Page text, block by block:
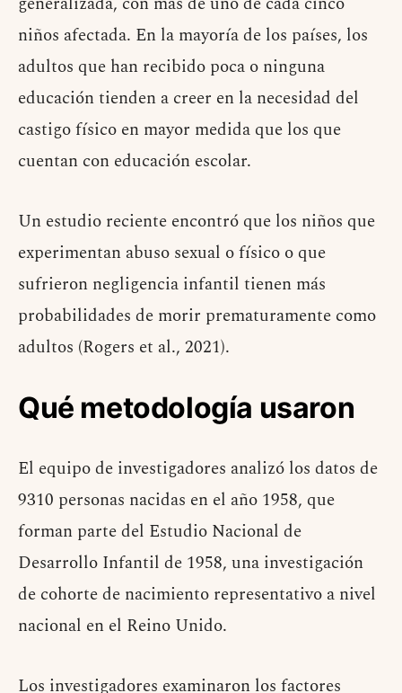
niños afectada. En la mayoría de los países, los
adultos que han recibido poca o ninguna
educación tienden a creer en la necesidad del
castigo físico en mayor medida que los que
cuentan con educación escolar.
Un estudio reciente encontró que los niños que
experimentan abuso sexual o físico o que
sufrieron negligencia infantil tienen más
probabilidades de morir prematuramente como
adultos (Rogers et al., 2021).
Qué metodología usaron
El equipo de investigadores analizó los datos de
9310 personas nacidas en el año 1958, que
forman parte del Estudio Nacional de
Desarrollo Infantil de 1958, una investigación
de cohorte de nacimiento representativo a nivel
nacional en el Reino Unido.
Los investigadores examinaron los factores